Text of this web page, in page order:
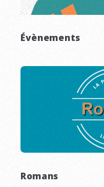
Évènements
Romans